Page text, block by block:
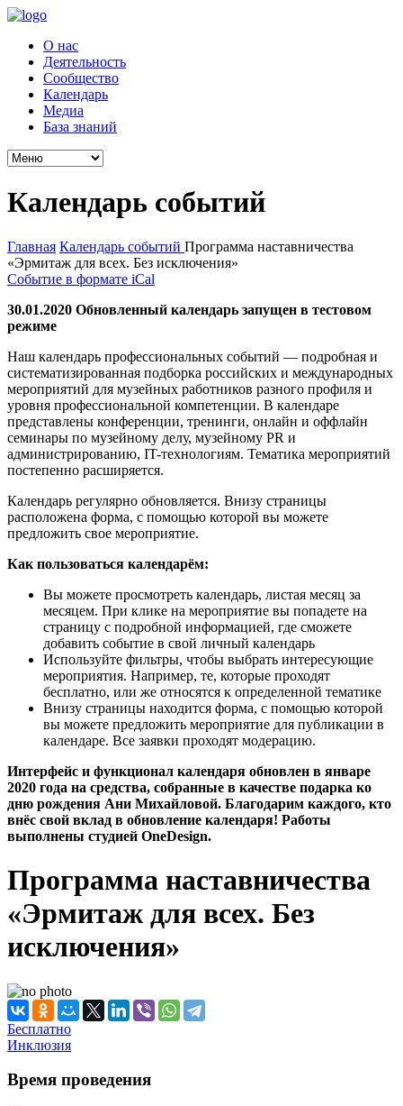
О нас
Деятельность
Сообщество
Календарь
Медиа
База знаний
Календарь событий
Главная Календарь событий Программа наставничества
«Эрмитаж для всех. Без исключения»
Событие в формате iCal
30.01.2020 Обновленный календарь запущен в тестовом
режиме
Наш календарь профессиональных событий — подробная и
систематизированная подборка российских и международных
мероприятий для музейных работников разного профиля и
уровня профессиональной компетенции. В календаре
представлены конференции, тренинги, онлайн и оффлайн
семинары по музейному делу, музейному PR и
администрированию, IT-технологиям. Тематика мероприятий
постепенно расширяется.
Календарь регулярно обновляется. Внизу страницы
расположена форма, с помощью которой вы можете
предложить свое мероприятие.
Как пользоваться календарём:
Вы можете просмотреть календарь, листая месяц за
месяцем. При клике на мероприятие вы попадете на
страницу с подробной информацией, где сможете
добавить событие в свой личный календарь
Используйте фильтры, чтобы выбрать интересующие
мероприятия. Например, те, которые проходят
бесплатно, или же относятся к определенной тематике
Внизу страницы находится форма, с помощью которой
вы можете предложить мероприятие для публикации в
календаре. Все заявки проходят модерацию.
Интерфейс и функционал календаря обновлен в январе
2020 года на средства, собранные в качестве подарка ко
дню рождения Ани Михайловой. Благодарим каждого, кто
внёс свой вклад в обновление календаря! Работы
выполнены студией OneDesign.
Программа наставничества
«Эрмитаж для всех. Без
исключения»
Бесплатно
Инклюзия
Время проведения